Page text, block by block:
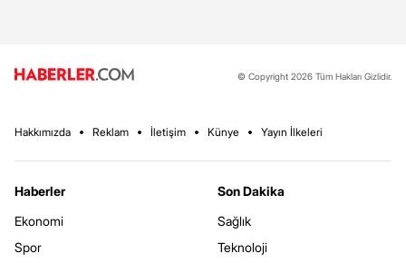
© Copyright 2026 Tüm Hakları Gizlidir.
Hakkımızda Reklam İletişim Künye Yayın İlkeleri
Haberler
Ekonomi
Spor
Son Dakika
Sağlık
Teknoloji